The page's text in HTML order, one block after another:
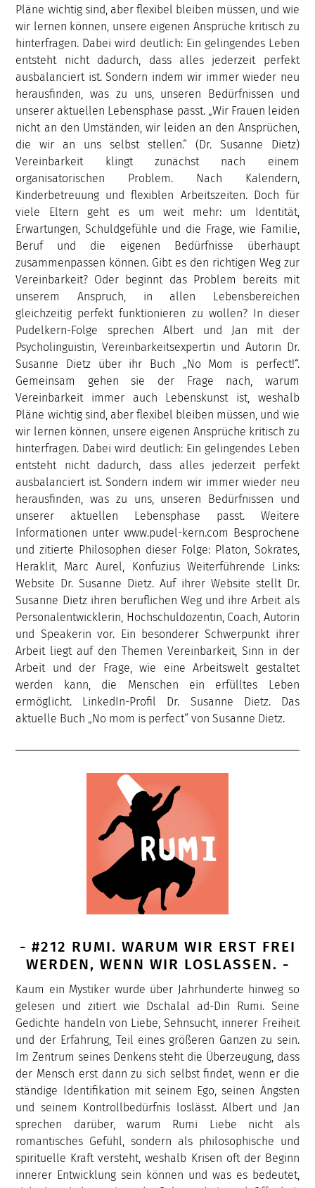
Pläne wichtig sind, aber flexibel bleiben müssen, und wie
wir lernen können, unsere eigenen Ansprüche kritisch zu
hinterfragen. Dabei wird deutlich: Ein gelingendes Leben
entsteht nicht dadurch, dass alles jederzeit perfekt
ausbalanciert ist. Sondern indem wir immer wieder neu
herausfinden, was zu uns, unseren Bedürfnissen und
unserer aktuellen Lebensphase passt. „Wir Frauen leiden
nicht an den Umständen, wir leiden an den Ansprüchen,
die wir an uns selbst stellen.“ (Dr. Susanne Dietz)
Vereinbarkeit klingt zunächst nach einem
organisatorischen Problem. Nach Kalendern,
Kinderbetreuung und flexiblen Arbeitszeiten. Doch für
viele Eltern geht es um weit mehr: um Identität,
Erwartungen, Schuldgefühle und die Frage, wie Familie,
Beruf und die eigenen Bedürfnisse überhaupt
zusammenpassen können. Gibt es den richtigen Weg zur
Vereinbarkeit? Oder beginnt das Problem bereits mit
unserem Anspruch, in allen Lebensbereichen
gleichzeitig perfekt funktionieren zu wollen? In dieser
Pudelkern-Folge sprechen Albert und Jan mit der
Psycholinguistin, Vereinbarkeitsexpertin und Autorin Dr.
Susanne Dietz über ihr Buch „No Mom is perfect!“.
Gemeinsam gehen sie der Frage nach, warum
Vereinbarkeit immer auch Lebenskunst ist, weshalb
Pläne wichtig sind, aber flexibel bleiben müssen, und wie
wir lernen können, unsere eigenen Ansprüche kritisch zu
hinterfragen. Dabei wird deutlich: Ein gelingendes Leben
entsteht nicht dadurch, dass alles jederzeit perfekt
ausbalanciert ist. Sondern indem wir immer wieder neu
herausfinden, was zu uns, unseren Bedürfnissen und
unserer aktuellen Lebensphase passt. Weitere
Informationen unter www.pudel-kern.com Besprochene
und zitierte Philosophen dieser Folge: Platon, Sokrates,
Heraklit, Marc Aurel, Konfuzius Weiterführende Links:
Website Dr. Susanne Dietz. Auf ihrer Website stellt Dr.
Susanne Dietz ihren beruflichen Weg und ihre Arbeit als
Personalentwicklerin, Hochschuldozentin, Coach, Autorin
und Speakerin vor. Ein besonderer Schwerpunkt ihrer
Arbeit liegt auf den Themen Vereinbarkeit, Sinn in der
Arbeit und der Frage, wie eine Arbeitswelt gestaltet
werden kann, die Menschen ein erfülltes Leben
ermöglicht. LinkedIn-Profil Dr. Susanne Dietz. Das
aktuelle Buch „No mom is perfect“ von Susanne Dietz.
- #212 RUMI. WARUM WIR ERST FREI
WERDEN, WENN WIR LOSLASSEN. -
Kaum ein Mystiker wurde über Jahrhunderte hinweg so
gelesen und zitiert wie Dschalal ad-Din Rumi. Seine
Gedichte handeln von Liebe, Sehnsucht, innerer Freiheit
und der Erfahrung, Teil eines größeren Ganzen zu sein.
Im Zentrum seines Denkens steht die Überzeugung, dass
der Mensch erst dann zu sich selbst findet, wenn er die
ständige Identifikation mit seinem Ego, seinen Ängsten
und seinem Kontrollbedürfnis loslässt. Albert und Jan
sprechen darüber, warum Rumi Liebe nicht als
romantisches Gefühl, sondern als philosophische und
spirituelle Kraft versteht, weshalb Krisen oft der Beginn
innerer Entwicklung sein können und was es bedeutet,